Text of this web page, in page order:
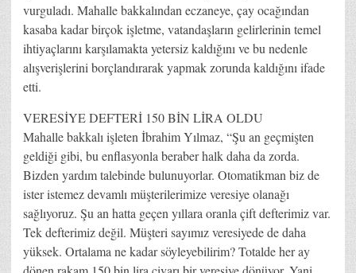
vurguladı. Mahalle bakkalından eczaneye, çay ocağından
kasaba kadar birçok işletme, vatandaşların gelirlerinin temel
ihtiyaçlarını karşılamakta yetersiz kaldığını ve bu nedenle
alışverişlerini borçlandırarak yapmak zorunda kaldığını ifade
etti.
VERESİYE DEFTERİ 150 BİN LİRA OLDU
Mahalle bakkalı işleten İbrahim Yılmaz, “Şu an geçmişten
geldiği gibi, bu enflasyonla beraber halk daha da zorda.
Bizden yardım talebinde bulunuyorlar. Otomatikman biz de
ister istemez devamlı müşterilerimize veresiye olanağı
sağlıyoruz. Şu an hatta geçen yıllara oranla çift defterimiz var.
Tek defterimiz değil. Müşteri sayımız veresiyede de daha
yüksek. Ortalama ne kadar söyleyebilirim? Totalde her ay